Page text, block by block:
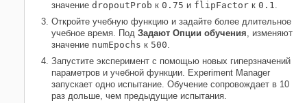
значение dropoutProb к 0.75 и flipFactor к 0.1
Откройте учебную функцию и задайте более длительное
учебное время. Под Задают Опции обучения , изменяют
значение numEpochs к 500
Запустите эксперимент с помощью новых гиперзначений
параметров и учебной функции. Experiment Manager
запускает одно испытание. Обучение сопровождает в 10
раз дольше, чем предыдущие испытания.